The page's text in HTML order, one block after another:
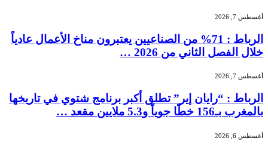
أغسطس 7, 2026
الرباط : 71% من الصناعيين يعتبرون مناخ الأعمال عادياً
خلال الفصل الثاني من 2026 …
أغسطس 7, 2026
الرباط : “رايان إير” تطلق أكبر برنامج شتوي في تاريخها
بالمغرب بـ156 خطًا جوياً و5.3 ملايين مقعد …
أغسطس 6, 2026